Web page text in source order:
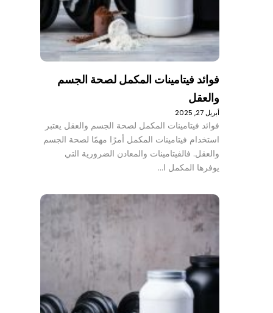
فوائد فيتامينات المكمل لصحة الجسم
والعقل
أبريل 27, 2025
فوائد فيتامينات المكمل لصحة الجسم والعقل يعتبر
استخدام فيتامينات المكمل أمرًا مهمًا لصحة الجسم
والعقل. فالفيتامينات والمعادن الضرورية التي
يوفرها المكمل ا…